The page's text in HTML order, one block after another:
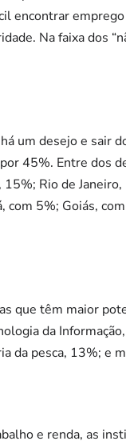
encontrar
Na faixa dos
um desejo e sair
45%. Entre dos
Rio de
com 5%; Goiás,
que têm maior
da
da pesca, 13%; e
e renda, as